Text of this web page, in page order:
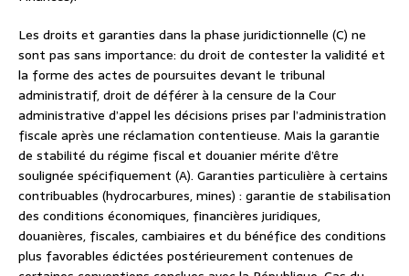
Les droits et garanties dans la phase juridictionnelle (C) ne
sont pas sans importance: du droit de contester la validité et
la forme des actes de poursuites devant le tribunal
administratif, droit de déférer à la censure de la Cour
administrative d’appel les décisions prises par l’administration
fiscale après une réclamation contentieuse. Mais la garantie
de stabilité du régime fiscal et douanier mérite d’être
soulignée spécifiquement (A). Garanties particulière à certains
contribuables (hydrocarbures, mines) : garantie de stabilisation
des conditions économiques, financières juridiques,
douanières, fiscales, cambiaires et du bénéfice des conditions
plus favorables édictées postérieurement contenues de